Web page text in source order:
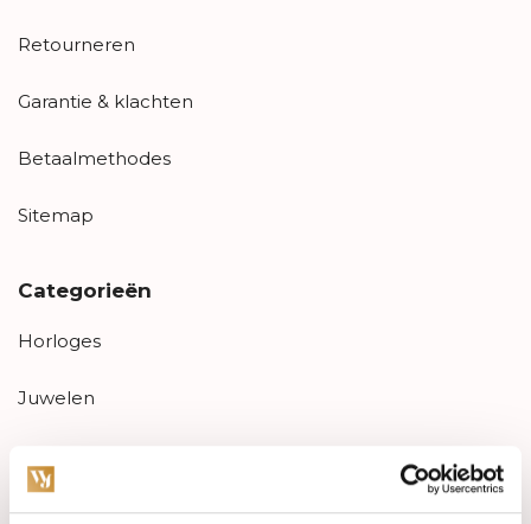
Retourneren
Garantie & klachten
Betaalmethodes
Sitemap
Categorieën
Horloges
Juwelen
PRE-OWNED